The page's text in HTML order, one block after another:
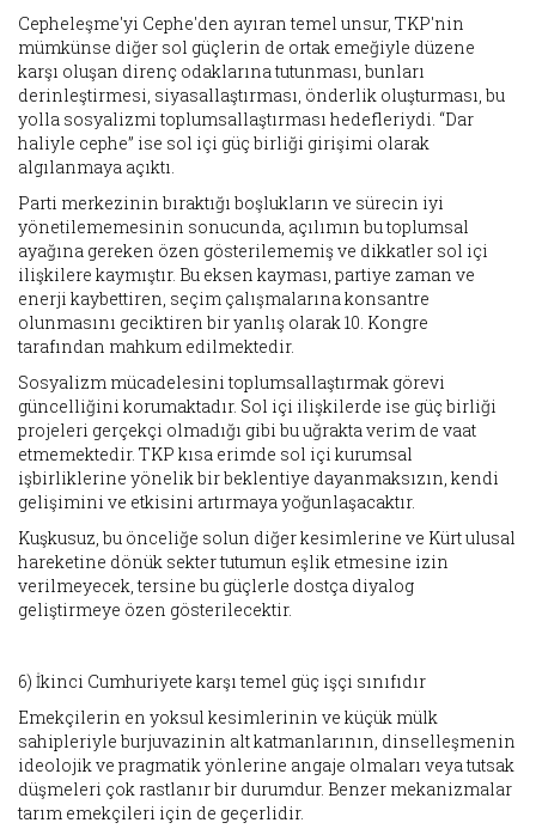
Cepheleşme'yi Cephe'den ayıran temel unsur, TKP'nin
mümkünse diğer sol güçlerin de ortak emeğiyle düzene
karşı oluşan direnç odaklarına tutunması, bunları
derinleştirmesi, siyasallaştırması, önderlik oluşturması, bu
yolla sosyalizmi toplumsallaştırması hedefleriydi. “Dar
haliyle cephe” ise sol içi güç birliği girişimi olarak
algılanmaya açıktı.
Parti merkezinin bıraktığı boşlukların ve sürecin iyi
yönetilememesinin sonucunda, açılımın bu toplumsal
ayağına gereken özen gösterilememiş ve dikkatler sol içi
ilişkilere kaymıştır. Bu eksen kayması, partiye zaman ve
enerji kaybettiren, seçim çalışmalarına konsantre
olunmasını geciktiren bir yanlış olarak 10. Kongre
tarafından mahkum edilmektedir.
Sosyalizm mücadelesini toplumsallaştırmak görevi
güncelliğini korumaktadır. Sol içi ilişkilerde ise güç birliği
projeleri gerçekçi olmadığı gibi bu uğrakta verim de vaat
etmemektedir. TKP kısa erimde sol içi kurumsal
işbirliklerine yönelik bir beklentiye dayanmaksızın, kendi
gelişimini ve etkisini artırmaya yoğunlaşacaktır.
Kuşkusuz, bu önceliğe solun diğer kesimlerine ve Kürt ulusal
hareketine dönük sekter tutumun eşlik etmesine izin
verilmeyecek, tersine bu güçlerle dostça diyalog
geliştirmeye özen gösterilecektir.
6) İkinci Cumhuriyete karşı temel güç işçi sınıfıdır
Emekçilerin en yoksul kesimlerinin ve küçük mülk
sahipleriyle burjuvazinin alt katmanlarının, dinselleşmenin
ideolojik ve pragmatik yönlerine angaje olmaları veya tutsak
düşmeleri çok rastlanır bir durumdur. Benzer mekanizmalar
tarım emekçileri için de geçerlidir.